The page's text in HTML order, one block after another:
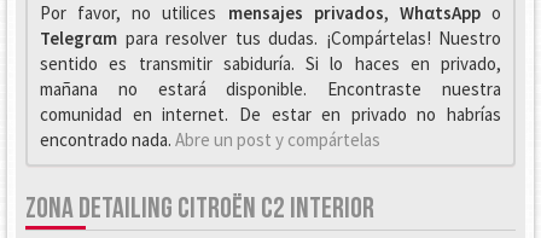
Por favor, no utilices mensajes privados, WhαtsAppo
Telegrαm para resolver tus dudas. ¡Compártelas! Nuestro
sentido es transmitir sabiduría. Si lo haces en privado,
mañana no estará disponible. Encontraste nuestra
comunidad en internet. De estar en privado no habrías
encontrado nada. Abre un post y compártelas
ZONA DETAILING CITROËN C2 INTERIOR